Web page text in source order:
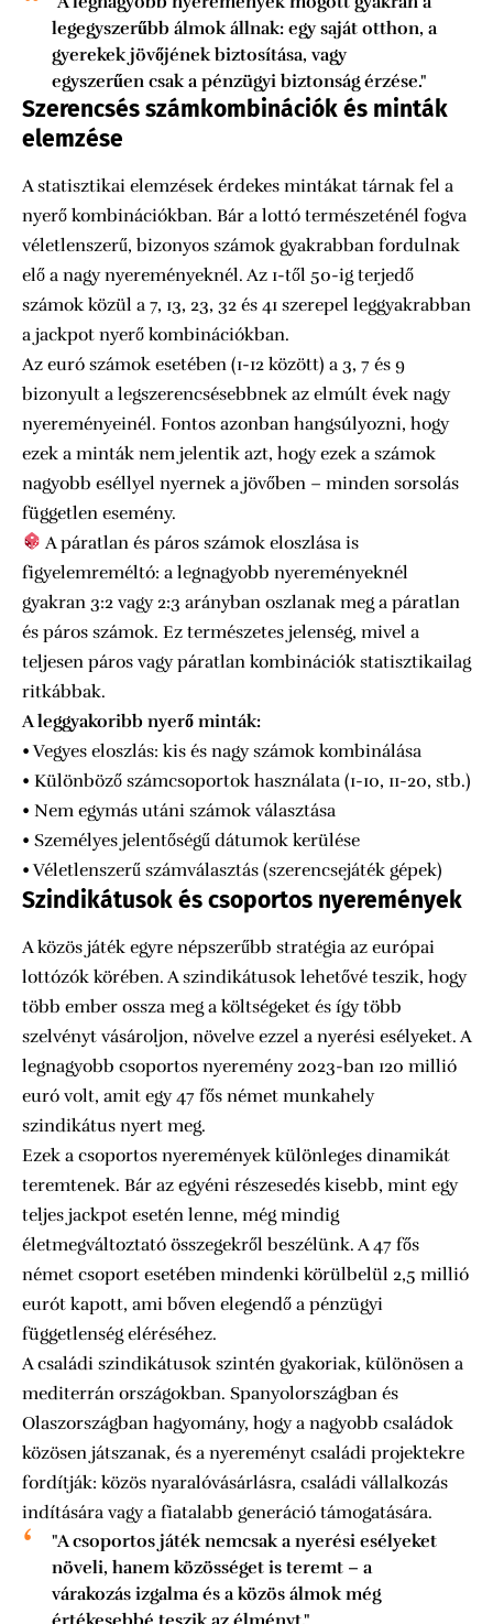
legegyszerűbb álmok állnak: egy saját otthon, a
gyerekek jövőjének biztosítása, vagy
egyszerűen csak a pénzügyi biztonság érzése."
Szerencsés számkombinációk és minták
elemzése
A statisztikai elemzések érdekes mintákat tárnak fel a
nyerő kombinációkban. Bár a lottó természeténél fogva
véletlenszerű, bizonyos számok gyakrabban fordulnak
elő a nagy nyereményeknél. Az 1-től 50-ig terjedő
számok közül a 7, 13, 23, 32 és 41 szerepel leggyakrabban
a jackpot nyerő kombinációkban.
Az euró számok esetében (1-12 között) a 3, 7 és 9
bizonyult a legszerencsésebbnek az elmúlt évek nagy
nyereményeinél. Fontos azonban hangsúlyozni, hogy
ezek a minták nem jelentik azt, hogy ezek a számok
nagyobb eséllyel nyernek a jövőben – minden sorsolás
független esemény.
A páratlan és páros számok eloszlása is
figyelemreméltó: a legnagyobb nyereményeknél
gyakran 3:2 vagy 2:3 arányban oszlanak meg a páratlan
és páros számok. Ez természetes jelenség, mivel a
teljesen páros vagy páratlan kombinációk statisztikailag
ritkábbak.
A leggyakoribb nyerő minták:
• Vegyes eloszlás: kis és nagy számok kombinálása
• Különböző számcsoportok használata (1-10, 11-20, stb.)
• Nem egymás utáni számok választása
• Személyes jelentőségű dátumok kerülése
• Véletlenszerű számválasztás (szerencsejáték gépek)
Szindikátusok és csoportos nyeremények
A közös játék egyre népszerűbb stratégia az európai
lottózók körében. A szindikátusok lehetővé teszik, hogy
több ember ossza meg a költségeket és így több
szelvényt vásároljon, növelve ezzel a nyerési esélyeket. A
legnagyobb csoportos nyeremény 2023-ban 120 millió
euró volt, amit egy 47 fős német munkahely
szindikátus nyert meg.
Ezek a csoportos nyeremények különleges dinamikát
teremtenek. Bár az egyéni részesedés kisebb, mint egy
teljes jackpot esetén lenne, még mindig
életmegváltoztató összegekről beszélünk. A 47 fős
német csoport esetében mindenki körülbelül 2,5 millió
eurót kapott, ami bőven elegendő a pénzügyi
függetlenség eléréséhez.
A családi szindikátusok szintén gyakoriak, különösen a
mediterrán országokban. Spanyolországban és
Olaszországban hagyomány, hogy a nagyobb családok
közösen játszanak, és a nyereményt családi projektekre
fordítják: közös nyaralóvásárlásra, családi vállalkozás
indítására vagy a fiatalabb generáció támogatására.
"A csoportos játék nemcsak a nyerési esélyeket
növeli, hanem közösséget is teremt – a
várakozás izgalma és a közös álmok még